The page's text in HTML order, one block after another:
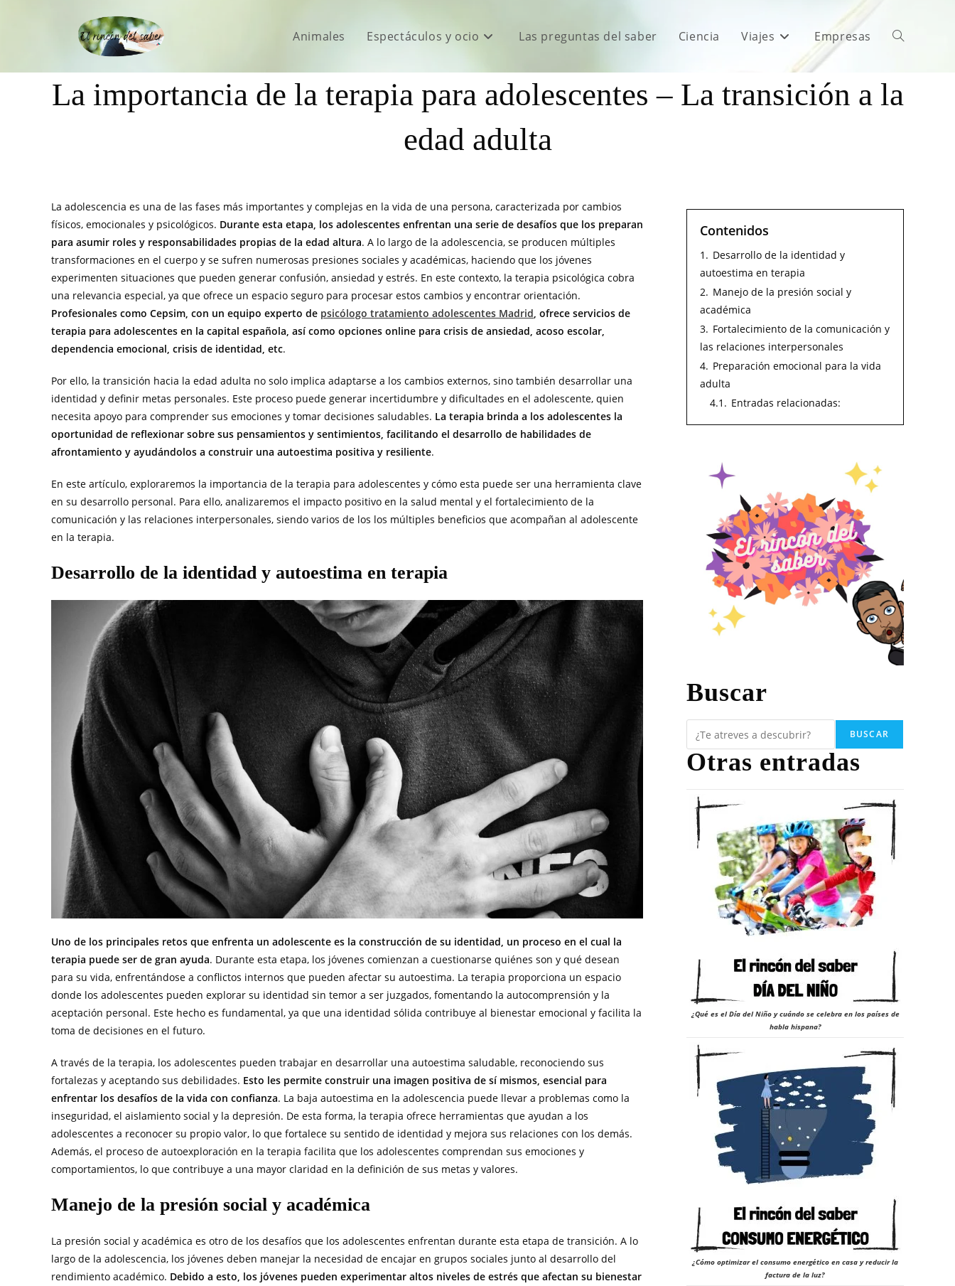
Animales Espectáculos y ocio Las preguntas del saber Ciencia Viajes Empresas
La importancia de la terapia para adolescentes – La transición a la
edad adulta
La adolescencia es una de las fases más importantes y complejas en la vida de una persona, caracterizada por cambios
físicos, emocionales y psicológicos. Durante esta etapa, los adolescentes enfrentan una serie de desafíos que los preparan
para asumir roles y responsabilidades propias de la edad altura. A lo largo de la adolescencia, se producen múltiples
transformaciones en el cuerpo y se sufren numerosas presiones sociales y académicas, haciendo que los jóvenes
experimenten situaciones que pueden generar confusión, ansiedad y estrés. En este contexto, la terapia psicológica cobra
una relevancia especial, ya que ofrece un espacio seguro para procesar estos cambios y encontrar orientación.
Profesionales como Cepsim, con un equipo experto de psicólogo tratamiento adolescentes Madrid, ofrece servicios de
terapia para adolescentes en la capital española, así como opciones online para crisis de ansiedad, acoso escolar,
dependencia emocional, crisis de identidad, etc.
Por ello, la transición hacia la edad adulta no solo implica adaptarse a los cambios externos, sino también desarrollar una
identidad y definir metas personales. Este proceso puede generar incertidumbre y dificultades en el adolescente, quien
necesita apoyo para comprender sus emociones y tomar decisiones saludables. La terapia brinda a los adolescentes la
oportunidad de reflexionar sobre sus pensamientos y sentimientos, facilitando el desarrollo de habilidades de
afrontamiento y ayudándolos a construir una autoestima positiva y resiliente.
En este artículo, exploraremos la importancia de la terapia para adolescentes y cómo esta puede ser una herramienta clave
en su desarrollo personal. Para ello, analizaremos el impacto positivo en la salud mental y el fortalecimiento de la
comunicación y las relaciones interpersonales, siendo varios de los los múltiples beneficios que acompañan al adolescente
en la terapia.
Desarrollo de la identidad y autoestima en terapia
Uno de los principales retos que enfrenta un adolescente es la construcción de su identidad, un proceso en el cual la
terapia puede ser de gran ayuda. Durante esta etapa, los jóvenes comienzan a cuestionarse quiénes son y qué desean
para su vida, enfrentándose a conflictos internos que pueden afectar su autoestima. La terapia proporciona un espacio
donde los adolescentes pueden explorar su identidad sin temor a ser juzgados, fomentando la autocomprensión y la
aceptación personal. Este hecho es fundamental, ya que una identidad sólida contribuye al bienestar emocional y facilita la
toma de decisiones en el futuro.
A través de la terapia, los adolescentes pueden trabajar en desarrollar una autoestima saludable, reconociendo sus
fortalezas y aceptando sus debilidades. Esto les permite construir una imagen positiva de sí mismos, esencial para
enfrentar los desafíos de la vida con confianza. La baja autoestima en la adolescencia puede llevar a problemas como la
inseguridad, el aislamiento social y la depresión. De esta forma, la terapia ofrece herramientas que ayudan a los
adolescentes a reconocer su propio valor, lo que fortalece su sentido de identidad y mejora sus relaciones con los demás.
Además, el proceso de autoexploración en la terapia facilita que los adolescentes comprendan sus emociones y
comportamientos, lo que contribuye a una mayor claridad en la definición de sus metas y valores.
Manejo de la presión social y académica
La presión social y académica es otro de los desafíos que los adolescentes enfrentan durante esta etapa de transición. A lo
largo de la adolescencia, los jóvenes deben manejar la necesidad de encajar en grupos sociales junto al desarrollo del
rendimiento académico. Debido a esto, los jóvenes pueden experimentar altos niveles de estrés que afectan su bienestar
Contenidos
1. Desarrollo de la identidad y
autoestima en terapia
2. Manejo de la presión social y
académica
3. Fortalecimiento de la comunicación y
las relaciones interpersonales
4. Preparación emocional para la vida
adulta
4.1. Entradas relacionadas:
Buscar
BUSCAR
Otras entradas
¿Qué es el Día del Niño y cuándo se celebra en los países de
habla hispana?
¿Cómo optimizar el consumo energético en casa y reducir la
factura de la luz?